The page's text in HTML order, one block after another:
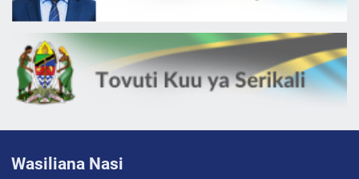
Wasiliana Nasi